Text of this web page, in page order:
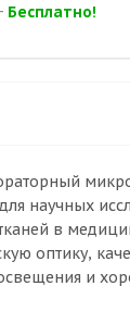
- Бесплатно!
научных
в
оптику,
и